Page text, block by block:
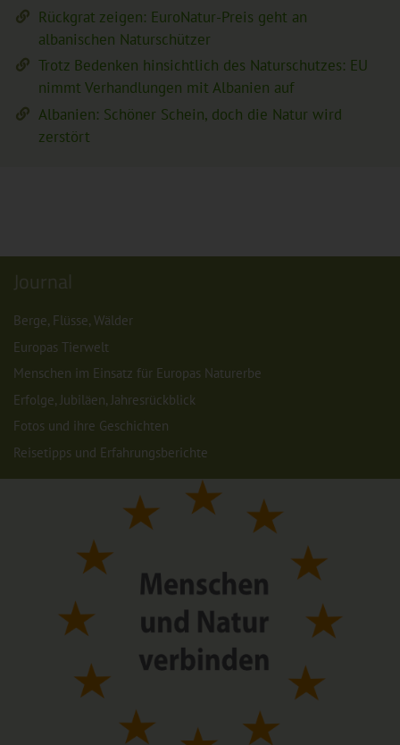
Rückgrat zeigen: EuroNatur-Preis geht an
albanischen Naturschützer
Trotz Bedenken hinsichtlich des Naturschutzes: EU
nimmt Verhandlungen mit Albanien auf
Albanien: Schöner Schein, doch die Natur wird
zerstört
Journal
Berge, Flüsse, Wälder
Europas Tierwelt
Menschen im Einsatz für Europas Naturerbe
Erfolge, Jubiläen, Jahresrückblick
Fotos und ihre Geschichten
Reisetipps und Erfahrungsberichte